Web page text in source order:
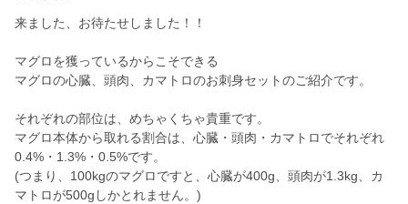
来ました、お待たせしました！！
マグロを獲っているからこそできる
マグロの心臓、頭肉、カマトロのお刺身セットのご紹介です。
それぞれの部位は、めちゃくちゃ貴重です。
マグロ本体から取れる割合は、心臓・頭肉・カマトロでそれぞれ
0.4%・1.3%・0.5%です。
(つまり、100kgのマグロですと、心臓が400g、頭肉が1.3kg、カ
マトロが500gしかとれません。)